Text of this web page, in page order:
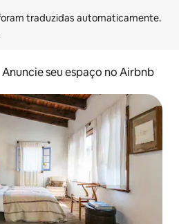
Anuncie seu espaço no Airbnb